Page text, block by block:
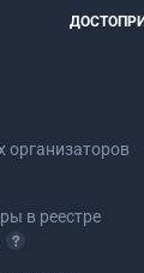
организаторов
в реестре